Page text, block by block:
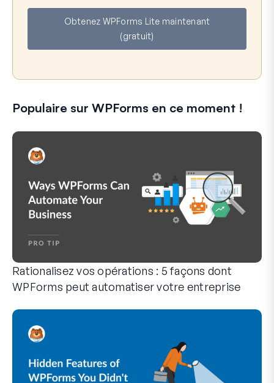
a
i
l
Obtenez WPForms Lite maintenant
(gratuit)
Populaire sur WPForms en ce moment !
Rationalisez vos opérations : 5 façons dont
WPForms peut automatiser votre entreprise